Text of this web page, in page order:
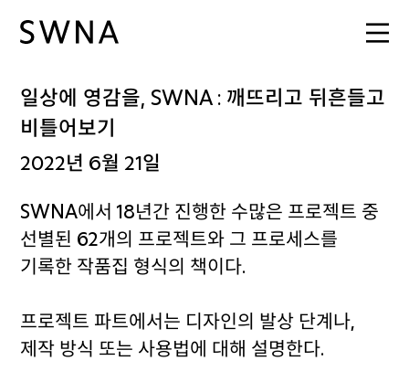
일상에 영감을, SWNA : 깨뜨리고 뒤흔들고
비틀어보기
2022년 6월 21일
SWNA에서 18년간 진행한 수많은 프로젝트 중
선별된 62개의 프로젝트와 그 프로세스를
기록한 작품집 형식의 책이다.
프로젝트 파트에서는 디자인의 발상 단계나,
제작 방식 또는 사용법에 대해 설명한다.